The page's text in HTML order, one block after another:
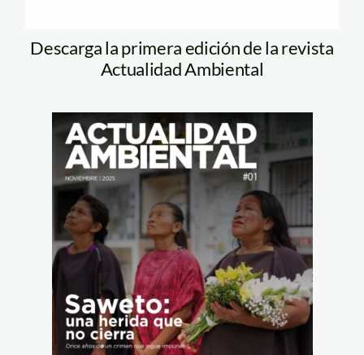
Descarga la primera edición de la revista
Actualidad Ambiental